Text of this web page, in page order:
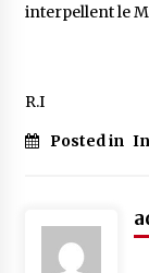
interpellent le
R.I
Posted in